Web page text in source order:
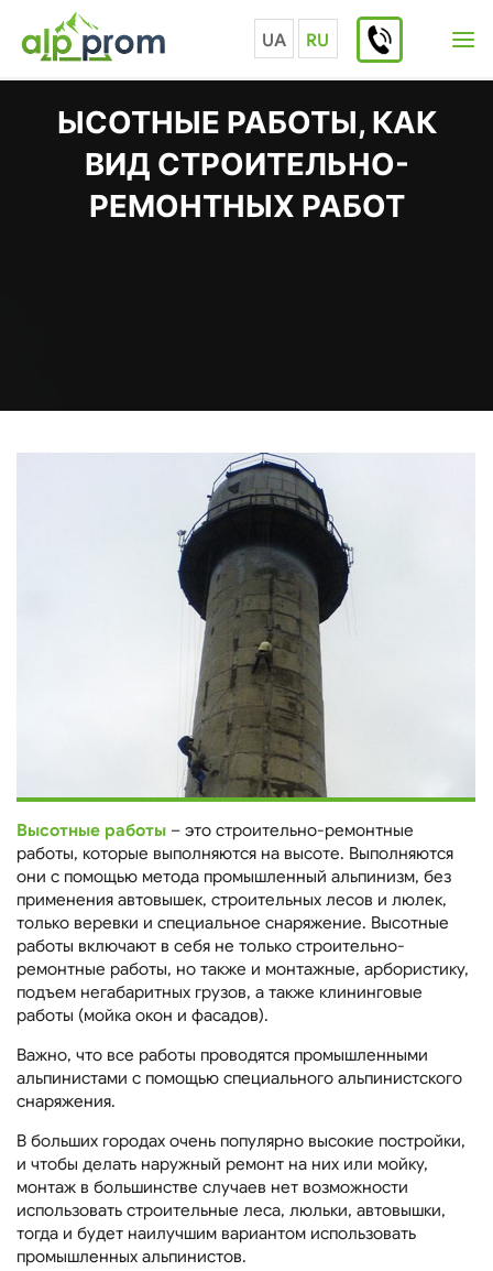
содержимому
UA RU
ЫСОТНЫЕ РАБОТЫ, КАК
ВИД СТРОИТЕЛЬНО-
РЕМОНТНЫХ РАБОТ
Высотные работы – это строительно-ремонтные
работы, которые выполняются на высоте. Выполняются
они с помощью метода промышленный альпинизм, без
применения автовышек, строительных лесов и люлек,
только веревки и специальное снаряжение. Высотные
работы включают в себя не только строительно-
ремонтные работы, но также и монтажные, арбористику,
подъем негабаритных грузов, а также клининговые
работы (мойка окон и фасадов).
Важно, что все работы проводятся промышленными
альпинистами с помощью специального альпинистского
снаряжения.
В больших городах очень популярно высокие постройки,
и чтобы делать наружный ремонт на них или мойку,
монтаж в большинстве случаев нет возможности
использовать строительные леса, люльки, автовышки,
тогда и будет наилучшим вариантом использовать
промышленных альпинистов.